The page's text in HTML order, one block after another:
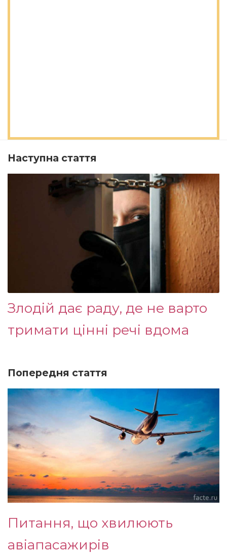
Наступна стаття
Злодій дає раду, де не варто
тримати цінні речі вдома
Попередня стаття
Питання, що хвилюють
авіапасажирів